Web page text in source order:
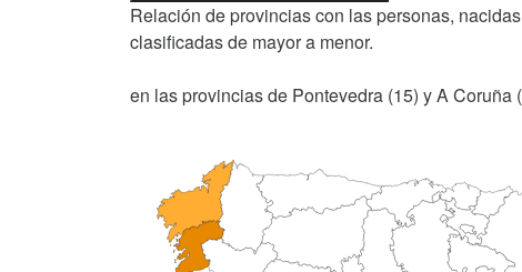
Relación de provincias con las personas,
clasificadas de mayor a menor.
en las provincias de Pontevedra (15) y A Coruña